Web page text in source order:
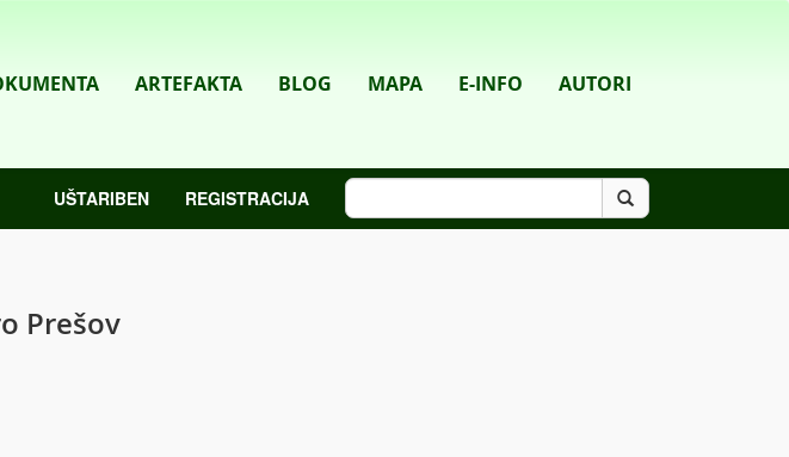
ARTEFAKTA BLOG MAPA E-INFO AUTORI
UŠTARIBEN REGISTRACIJA
Prešov